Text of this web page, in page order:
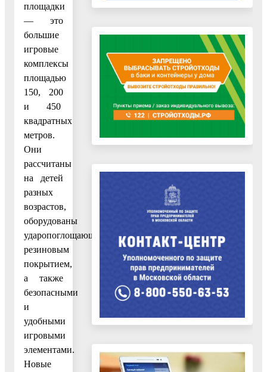
площадки
— это
большие
игровые
комплексы
площадью
150, 200
и 450
квадратных
метров.
Они
рассчитаны
на детей
разных
возрастов,
оборудованы
ударопоглощающим
резиновым
покрытием,
а также
безопасными
и
удобными
игровыми
элементами.
Новые